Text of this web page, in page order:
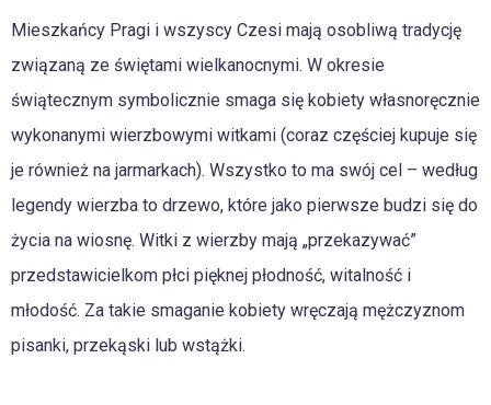
Mieszkańcy Pragi i wszyscy Czesi mają osobliwą tradycję
związaną ze świętami wielkanocnymi. W okresie
świątecznym symbolicznie smaga się kobiety własnoręcznie
wykonanymi wierzbowymi witkami (coraz częściej kupuje się
je również na jarmarkach). Wszystko to ma swój cel – według
legendy wierzba to drzewo, które jako pierwsze budzi się do
życia na wiosnę. Witki z wierzby mają „przekazywać”
przedstawicielkom płci pięknej płodność, witalność i
młodość. Za takie smaganie kobiety wręczają mężczyznom
pisanki, przekąski lub wstążki.